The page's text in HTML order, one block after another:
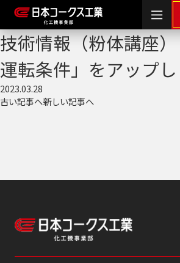
HOME
製品情報
技術情報（粉体講座
運転条件」をアップし
2023.03.28
古い記事へ新しい記事へ